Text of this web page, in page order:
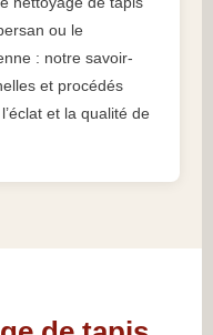
ou le
: notre savoir-
et procédés
et la qualité de